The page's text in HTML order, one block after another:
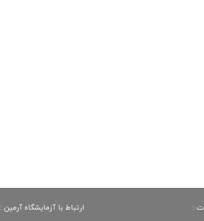
: ارتباط با آزمایشگاه آرمین :